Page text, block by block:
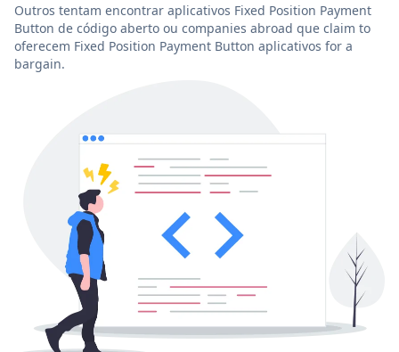
Outros tentam encontrar aplicativos Fixed Position Payment
Button de código aberto ou companies abroad que claim to
oferecem Fixed Position Payment Button aplicativos for a
bargain.